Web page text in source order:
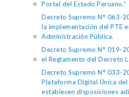
Portal del Estado Peruano."
Decreto Supremo N° 063-
la implementación del PTE
Administración Pública.
Decreto Supremo N° 019-
el Reglamento del Decreto
Decreto Supremo N° 033-
Plataforma Digital Única
establecen disposiciones